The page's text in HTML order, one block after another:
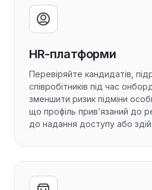
HR-платформи
Перевіряйте кандидатів,
співробітників під час
зменшити ризик підміни
що профіль прив’язаний до
до надання доступу або